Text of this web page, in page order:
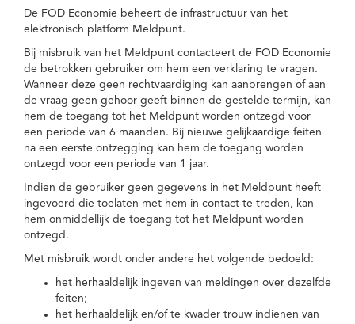
De FOD Economie beheert de infrastructuur van het
elektronisch platform Meldpunt.
Bij misbruik van het Meldpunt contacteert de FOD Economie
de betrokken gebruiker om hem een verklaring te vragen.
Wanneer deze geen rechtvaardiging kan aanbrengen of aan
de vraag geen gehoor geeft binnen de gestelde termijn, kan
hem de toegang tot het Meldpunt worden ontzegd voor
een periode van 6 maanden. Bij nieuwe gelijkaardige feiten
na een eerste ontzegging kan hem de toegang worden
ontzegd voor een periode van 1 jaar.
Indien de gebruiker geen gegevens in het Meldpunt heeft
ingevoerd die toelaten met hem in contact te treden, kan
hem onmiddellijk de toegang tot het Meldpunt worden
ontzegd.
Met misbruik wordt onder andere het volgende bedoeld:
het herhaaldelijk ingeven van meldingen over dezelfde
feiten;
het herhaaldelijk en/of te kwader trouw indienen van